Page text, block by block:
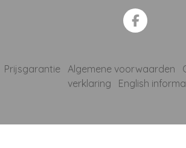
Prijsgarantie Algemene voorwaarden
verklaring
English